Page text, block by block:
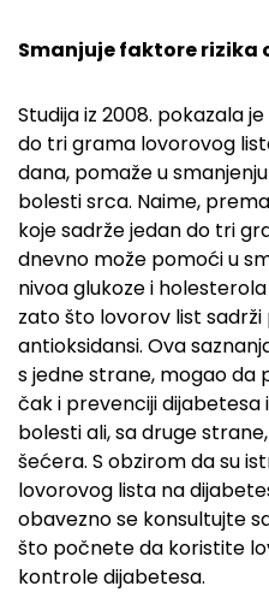
Smanjuje faktore rizika
Studija iz 2008. pokazala
do tri grama lovorovog
dana, pomaže u
bolesti srca. Naime,
koje sadrže jedan do tri
dnevno može pomoći u
nivoa glukoze i
zato što lovorov list
antioksidansi. Ova
s jedne strane, mogao da
čak i prevenciji dijabetesa
bolesti ali, sa druge
šećera. S obzirom da su
lovorovog lista na
obavezno se konsultujte
što počnete da koristite
kontrole dijabetesa.